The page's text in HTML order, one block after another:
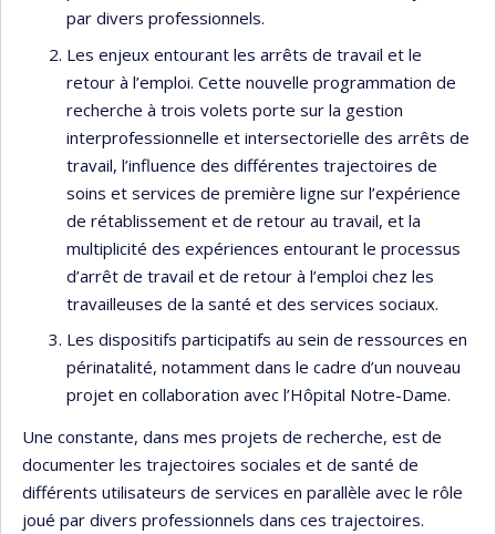
par divers professionnels.
Les enjeux entourant les arrêts de travail et le
retour à l’emploi. Cette nouvelle programmation de
recherche à trois volets porte sur la gestion
interprofessionnelle et intersectorielle des arrêts de
travail, l’influence des différentes trajectoires de
soins et services de première ligne sur l’expérience
de rétablissement et de retour au travail, et la
multiplicité des expériences entourant le processus
d’arrêt de travail et de retour à l’emploi chez les
travailleuses de la santé et des services sociaux.
Les dispositifs participatifs au sein de ressources en
périnatalité, notamment dans le cadre d’un nouveau
projet en collaboration avec l’Hôpital Notre-Dame.
Une constante, dans mes projets de recherche, est de
documenter les trajectoires sociales et de santé de
différents utilisateurs de services en parallèle avec le rôle
joué par divers professionnels dans ces trajectoires.